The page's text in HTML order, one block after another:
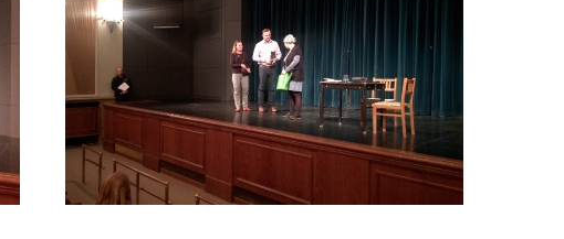
JAK NALETĚT NEKALÝM
PRAKTIKÁM?
_1